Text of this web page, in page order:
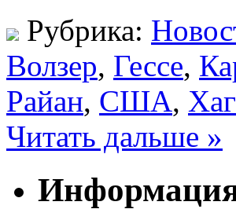
Рубрика:
Волзер, Гессе,
Райан, США,
Читать дальше »